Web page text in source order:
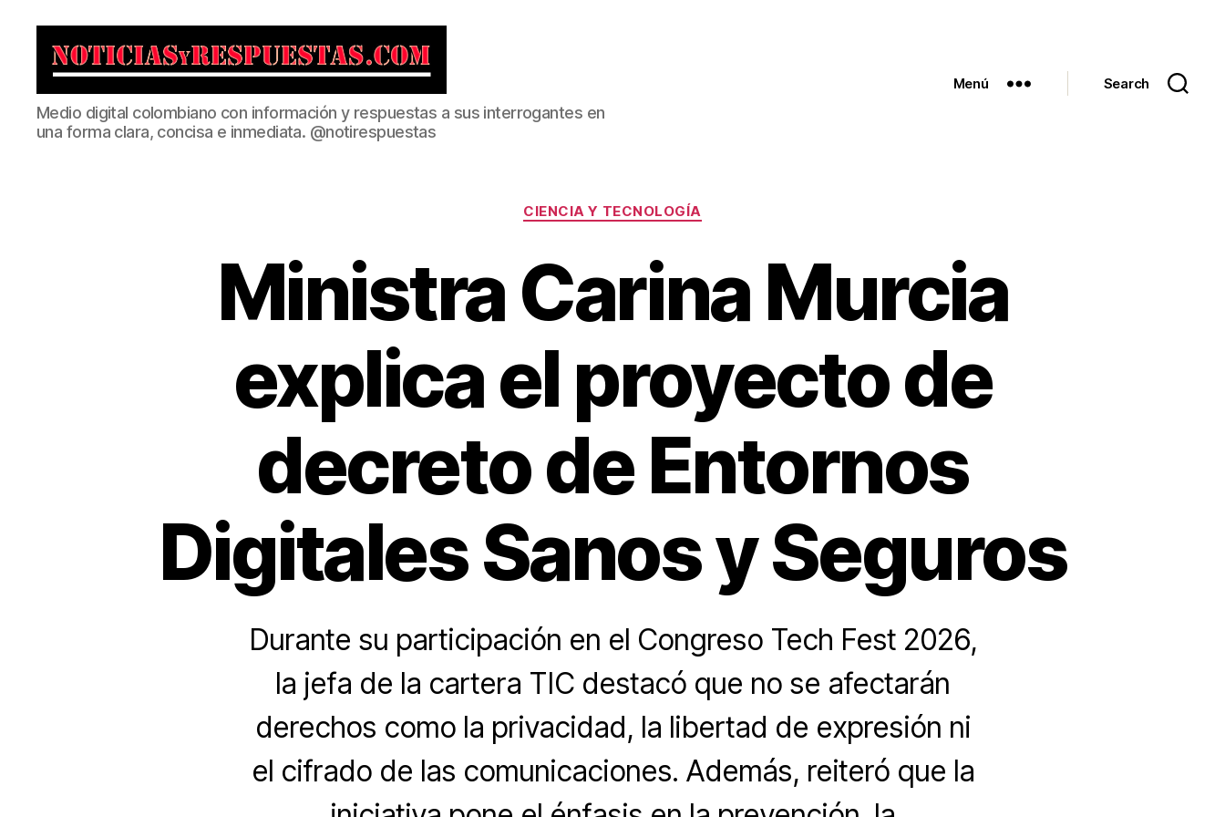
Noticias
y
Respuestas
Medio digital colombiano con información y respuestas a sus interrogantes en
una forma clara, concisa e inmediata. @notirespuestas
Menú Search
Categorías
CIENCIA Y TECNOLOGÍA
Ministra Carina Murcia
explica el proyecto de
decreto de Entornos
Digitales Sanos y Seguros
Durante su participación en el Congreso Tech Fest 2026,
la jefa de la cartera TIC destacó que no se afectarán
derechos como la privacidad, la libertad de expresión ni
el cifrado de las comunicaciones. Además, reiteró que la